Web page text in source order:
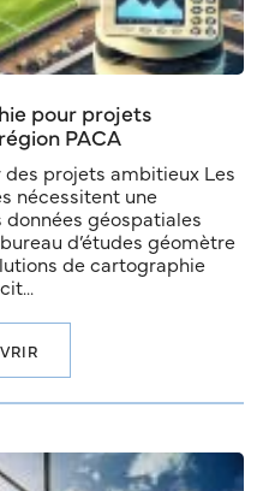
pour projets
PACA
projets ambitieux Les
nécessitent une
géospatiales
d’études géomètre
de cartographie